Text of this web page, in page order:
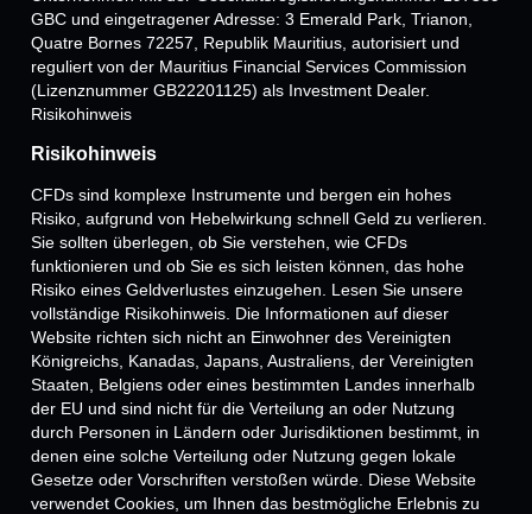
GBC und eingetragener Adresse: 3 Emerald Park, Trianon,
Quatre Bornes 72257, Republik Mauritius, autorisiert und
reguliert von der Mauritius Financial Services Commission
(Lizenznummer GB22201125) als Investment Dealer.
Risikohinweis
Risikohinweis
CFDs sind komplexe Instrumente und bergen ein hohes
Risiko, aufgrund von Hebelwirkung schnell Geld zu verlieren.
Sie sollten überlegen, ob Sie verstehen, wie CFDs
funktionieren und ob Sie es sich leisten können, das hohe
Risiko eines Geldverlustes einzugehen. Lesen Sie unsere
vollständige Risikohinweis. Die Informationen auf dieser
Website richten sich nicht an Einwohner des Vereinigten
Königreichs, Kanadas, Japans, Australiens, der Vereinigten
Staaten, Belgiens oder eines bestimmten Landes innerhalb
der EU und sind nicht für die Verteilung an oder Nutzung
durch Personen in Ländern oder Jurisdiktionen bestimmt, in
denen eine solche Verteilung oder Nutzung gegen lokale
Gesetze oder Vorschriften verstoßen würde. Diese Website
verwendet Cookies, um Ihnen das bestmögliche Erlebnis zu